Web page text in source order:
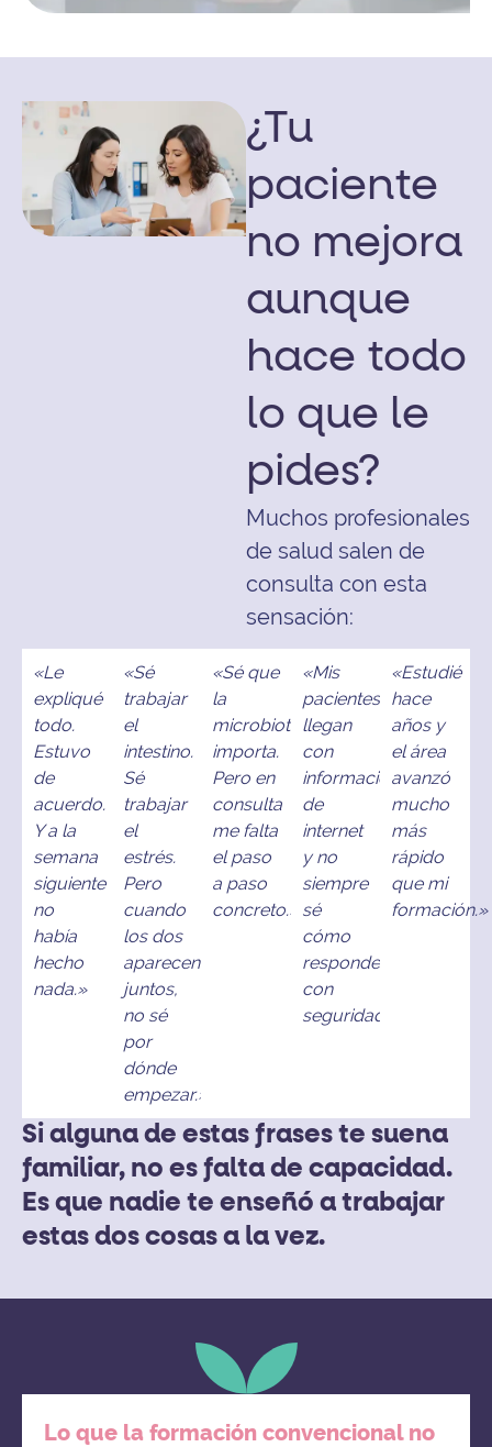
¿Tu
paciente
no mejora
aunque
hace todo
lo que le
pides?
Muchos profesionales
de salud salen de
consulta con esta
sensación:
«Le
expliqué
todo.
Estuvo
de
acuerdo.
Y a la
semana
siguiente
no
había
hecho
nada.»
«Sé
trabajar
el
intestino.
Sé
trabajar
el
estrés.
Pero
cuando
los dos
aparecen
juntos,
no sé
por
dónde
empezar.»
«Sé que
la
microbiota
importa.
Pero en
consulta
me falta
el paso
a paso
concreto.»
«Mis
pacientes
llegan
con
información
de
internet
y no
siempre
sé
cómo
responderles
con
seguridad.»
«Estudié
hace
años y
el área
avanzó
mucho
más
rápido
que mi
formación.»
Si alguna de estas frases te suena
familiar, no es falta de capacidad.
Es que nadie te enseñó a trabajar
estas dos cosas a la vez.
Lo que la formación convencional no